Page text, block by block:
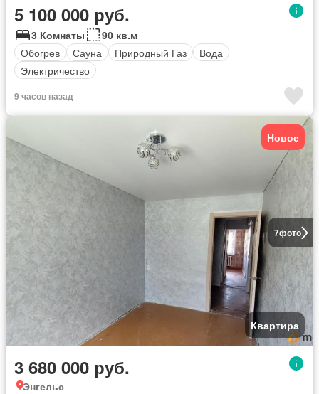
5 100 000 руб.
3 Комнаты
90 кв.м
Обогрев
Сауна Природный Газ
Вода
Электричество
9 часов назад
7фото
Новое
Квартира
3 680 000 руб.
Энгельс